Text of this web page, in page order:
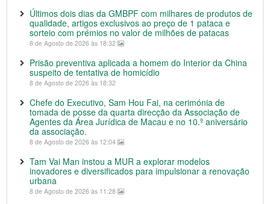
Últimos dois dias da GMBPF com milhares de produtos de
qualidade, artigos exclusivos ao preço de 1 pataca e
sorteio com prémios no valor de milhões de patacas
8 de Agosto de 2026 às 18:32
Prisão preventiva aplicada a homem do Interior da China
suspeito de tentativa de homicídio
8 de Agosto de 2026 às 18:32
Chefe do Executivo, Sam Hou Fai, na cerimónia de
tomada de posse da quarta direcção da Associação de
Agentes da Área Jurídica de Macau e no 10.º aniversário
da associação.
8 de Agosto de 2026 às 12:04
Tam Vai Man instou a MUR a explorar modelos
inovadores e diversificados para impulsionar a renovação
urbana
8 de Agosto de 2026 às 11:28